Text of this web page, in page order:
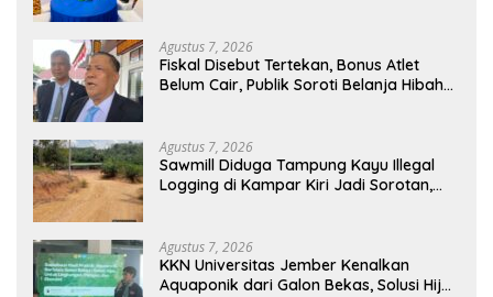
Agustus 7, 2026
Fiskal Disebut Tertekan, Bonus Atlet
Belum Cair, Publik Soroti Belanja Hibah
Agustus 7, 2026
Sawmill Diduga Tampung Kayu Illegal
Logging di Kampar Kiri Jadi Sorotan,
Agustus 7, 2026
KKN Universitas Jember Kenalkan
Aquaponik dari Galon Bekas, Solusi Hijau